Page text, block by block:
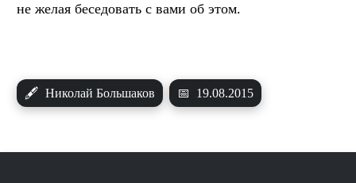
не желая беседовать с вами об этом.
🖋 Николай Большаков 📅 19.08.2015